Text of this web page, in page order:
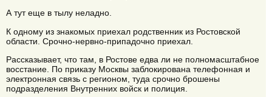
А тут еще в тылу неладно.
К одному из знакомых приехал родственник из Ростовской
области. Срочно-нервно-припадочно приехал.
Рассказывает, что там, в Ростове едва ли не полномасштабное
восстание. По приказу Москвы заблокирована телефонная и
электронная связь с регионом, туда срочно брошены
подразделения Внутренних войск и полиция.